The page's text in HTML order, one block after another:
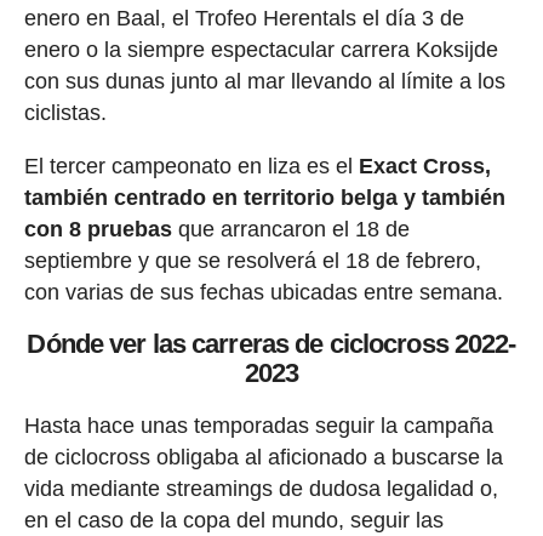
enero en Baal, el Trofeo Herentals el día 3 de
enero o la siempre espectacular carrera Koksijde
con sus dunas junto al mar llevando al límite a los
ciclistas.
El tercer campeonato en liza es el Exact Cross,
también centrado en territorio belga y también
con 8 pruebasque arrancaron el 18 de
septiembre y que se resolverá el 18 de febrero,
con varias de sus fechas ubicadas entre semana.
Dónde ver las carreras de ciclocross 2022-
2023
Hasta hace unas temporadas seguir la campaña
de ciclocross obligaba al aficionado a buscarse la
vida mediante streamings de dudosa legalidad o,
en el caso de la copa del mundo, seguir las